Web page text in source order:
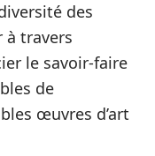
des
à travers
le savoir-faire
de
œuvres d’art